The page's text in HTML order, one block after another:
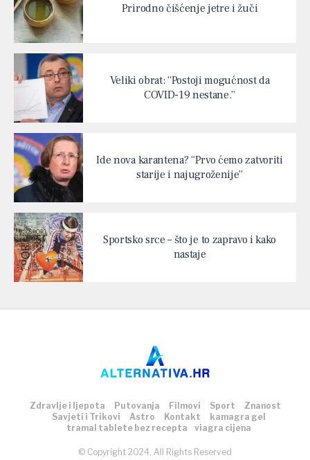
Prirodno čišćenje jetre i žuči
Veliki obrat: “Postoji mogućnost da
COVID-19 nestane.”
Ide nova karantena? “Prvo ćemo zatvoriti
starije i najugroženije”
Sportsko srce – što je to zapravo i kako
nastaje
Zdravlje i ljepota Putovanja Filmovi Sport
Znanost
Savjeti i Trikovi
Astro Kontakt
kamagra gel
tramal tablete bez recepta
viagra cijena
© Copyright 2024, All Rights Reserved